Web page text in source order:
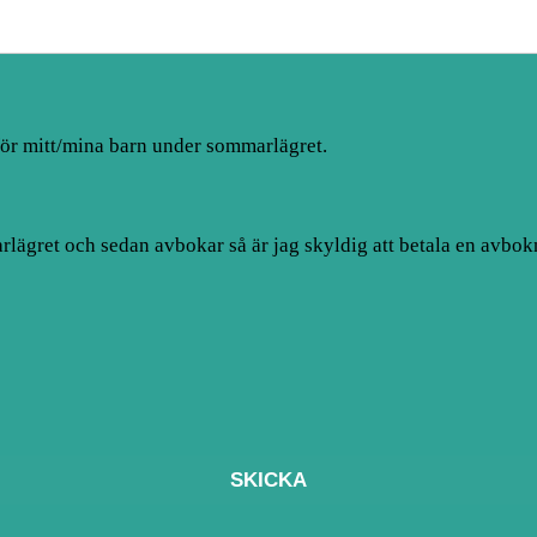
mitt/mina barn under sommarlägret.
och sedan avbokar så är jag skyldig att betala en